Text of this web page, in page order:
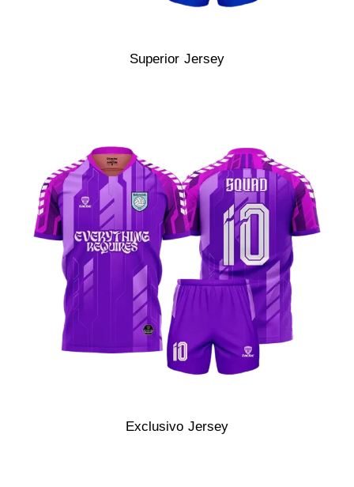
Superior Jersey
Exclusivo Jersey